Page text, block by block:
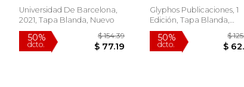
Universidad De Barcelona,
2021, Tapa Blanda, Nuevo
Glyphos Publicaciones, 1
Edición, Tapa Blanda,
Nuevo